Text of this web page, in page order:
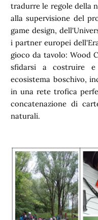
tradurre le regole della
alla supervisione del
game design,
i partner europei
gioco da tavolo: Wood
sfidarsi a costruire
ecosistema boschivo,
in una rete trofica
concatenazione di
naturali.